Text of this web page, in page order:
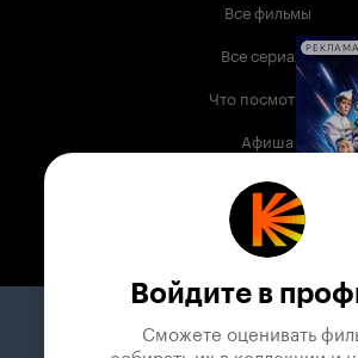
Все фильмы
Все сериалы
Что посмотреть
Афиша
Музыка
Телепрограмма
Служба поддержки
РЕКЛАМА
Войдите в
Сможете оценивать